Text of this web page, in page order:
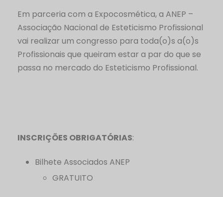
Em parceria com a Expocosmética, a ANEP –
Associação Nacional de Esteticismo Profissional
vai realizar um congresso para toda(o)s a(o)s
Profissionais que queiram estar a par do que se
passa no mercado do Esteticismo Profissional.
INSCRIÇÕES OBRIGATÓRIAS:
Bilhete Associados ANEP
GRATUITO